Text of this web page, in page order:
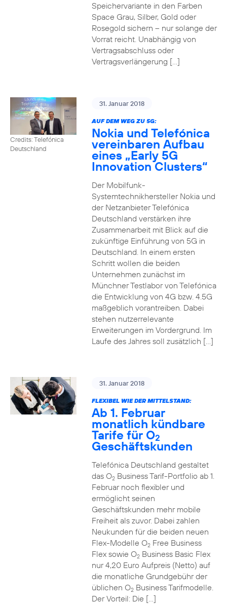
Speichervariante in den Farben
Space Grau, Silber, Gold oder
Rosegold sichern – nur solange der
Vorrat reicht. Unabhängig von
Vertragsabschluss oder
Vertragsverlängerung […]
Credits: Telefónica
Deutschland
31. Januar 2018
AUF DEM WEG ZU 5G:
Nokia und Telefónica
vereinbaren Aufbau
eines „Early 5G
Innovation Clusters“
Der Mobilfunk-
Systemtechnikhersteller Nokia und
der Netzanbieter Telefónica
Deutschland verstärken ihre
Zusammenarbeit mit Blick auf die
zukünftige Einführung von 5G in
Deutschland. In einem ersten
Schritt wollen die beiden
Unternehmen zunächst im
Münchner Testlabor von Telefónica
die Entwicklung von 4G bzw. 4.5G
maßgeblich vorantreiben. Dabei
stehen nutzerrelevante
Erweiterungen im Vordergrund. Im
Laufe des Jahres soll zusätzlich […]
31. Januar 2018
FLEXIBEL WIE DER MITTELSTAND:
Ab 1. Februar
monatlich kündbare
Tarife für O2
Geschäftskunden
Telefónica Deutschland gestaltet
das O2Business Tarif-Portfolio ab 1.
Februar noch flexibler und
ermöglicht seinen
Geschäftskunden mehr mobile
Freiheit als zuvor. Dabei zahlen
Neukunden für die beiden neuen
Flex-Modelle O2Free Business
Flex sowie O2Business Basic Flex
nur 4,20 Euro Aufpreis (Netto) auf
die monatliche Grundgebühr der
üblichen O2Business Tarifmodelle.
Der Vorteil: Die […]